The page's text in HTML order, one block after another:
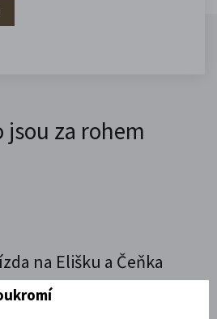
jsou za rohem
na Elišku a Čeňka